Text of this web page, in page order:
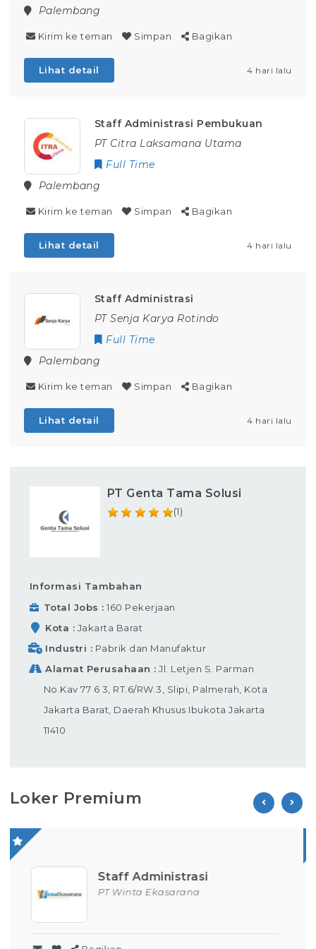
Palembang
Kirim ke teman Simpan Bagikan
Lihat detail 4 hari lalu
Staff Administrasi Pembukuan
PT Citra Laksamana Utama
Full Time
Palembang
Kirim ke teman Simpan Bagikan
Lihat detail 4 hari lalu
Staff Administrasi
PT Senja Karya Rotindo
Full Time
Palembang
Kirim ke teman Simpan Bagikan
Lihat detail 4 hari lalu
PT Genta Tama Solusi
(1)
Informasi Tambahan
Total Jobs
160 Pekerjaan
Kota
Jakarta Barat
Industri
Pabrik dan Manufaktur
Alamat Perusahaan
Jl. Letjen S. Parman
No.Kav 77 6 3, RT.6/RW.3, Slipi, Palmerah, Kota
Jakarta Barat, Daerah Khusus Ibukota Jakarta
11410
Loker Premium
Operator Produksi
PT Parion Indo Tama